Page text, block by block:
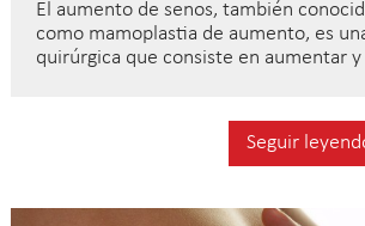
El aumento de senos, también
como mamoplastia de aumento, es
quirúrgica que consiste en aumentar y
Seguir